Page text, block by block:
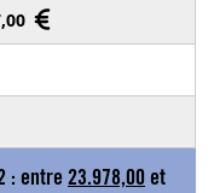
: entre 23.978,00 et